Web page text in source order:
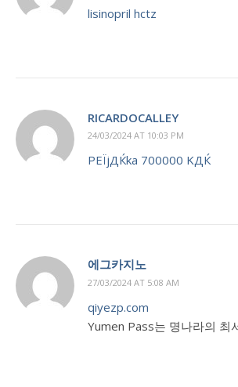
lisinopril hctz
RICARDOCALLEY
24/03/2024 AT 10:03 PM
PЕЇjДЌka 700000 KДЌ
에그카지노
27/03/2024 AT 5:08 AM
qiyezp.com
Yumen Pass는 명나라의 최